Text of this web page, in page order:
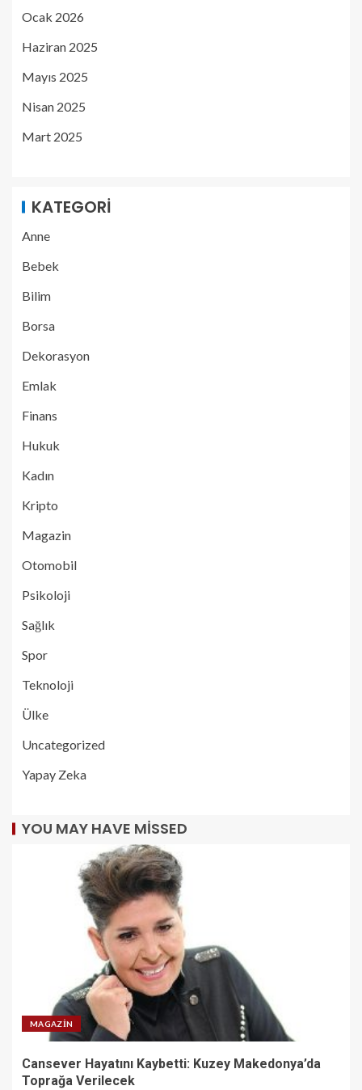
Ocak 2026
Haziran 2025
Mayıs 2025
Nisan 2025
Mart 2025
KATEGORI
Anne
Bebek
Bilim
Borsa
Dekorasyon
Emlak
Finans
Hukuk
Kadın
Kripto
Magazin
Otomobil
Psikoloji
Sağlık
Spor
Teknoloji
Ülke
Uncategorized
Yapay Zeka
YOU MAY HAVE MISSED
MAGAZIN
Cansever Hayatını Kaybetti: Kuzey Makedonya’da
Toprağa Verilecek